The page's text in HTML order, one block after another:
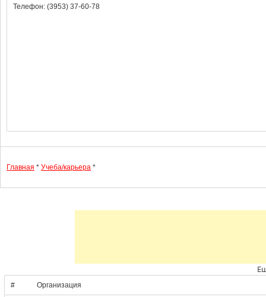
Телефон: (3953) 37-60-78
Главная * Учеба/карьера *
# Организация